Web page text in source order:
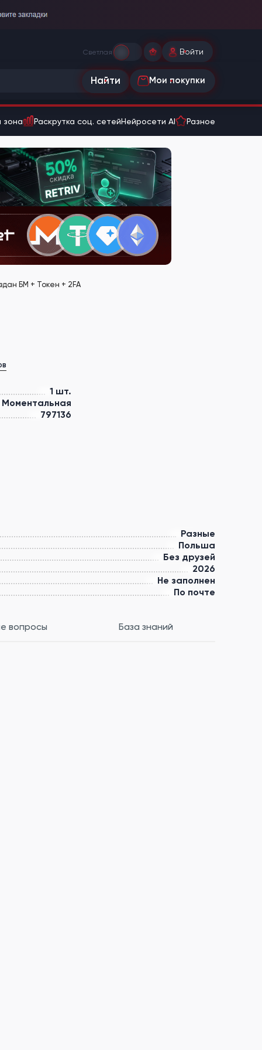
Светлая Войти
Найти Мои покупки
зона Раскрутка соц. сетейНейросети AI Разное
БМ + Токен + 2FA
1 шт.
Моментальная
797136
Разные
Польша
Без друзей
2026
Не заполнен
По почте
вопросы База знаний